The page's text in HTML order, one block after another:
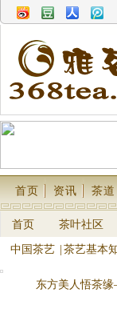
首页 资讯 茶道
首页 茶叶社区
中国茶艺 茶艺基本
东方美人悟茶